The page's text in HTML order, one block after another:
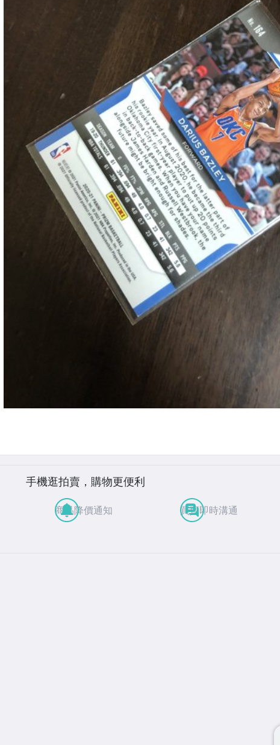
手機逛拍賣，購物更便利
商品降價通知 買賣即時溝通